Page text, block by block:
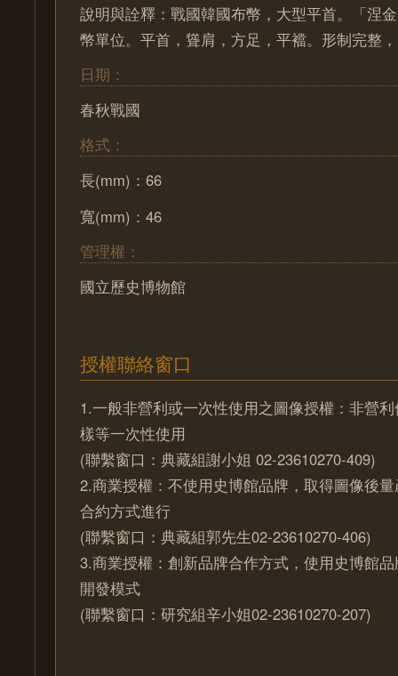
說明與詮釋：戰國韓國布幣，大型平首。「涅
幣單位。平首，聳肩，方足，平襠。形制完整
日期：
春秋戰國
格式：
長(mm)：66
寬(mm)：46
管理權：
國立歷史博物館
授權聯絡窗口
1.一般非營利或一次性使用之圖像授權：非營
樣等一次性使用
(聯繫窗口：典藏組謝小姐 02-23610270-409)
2.商業授權：不使用史博館品牌，取得圖像後
合約方式進行
(聯繫窗口：典藏組郭先生02-23610270-406)
3.商業授權：創新品牌合作方式，使用史博館
開發模式
(聯繫窗口：研究組辛小姐02-23610270-207)